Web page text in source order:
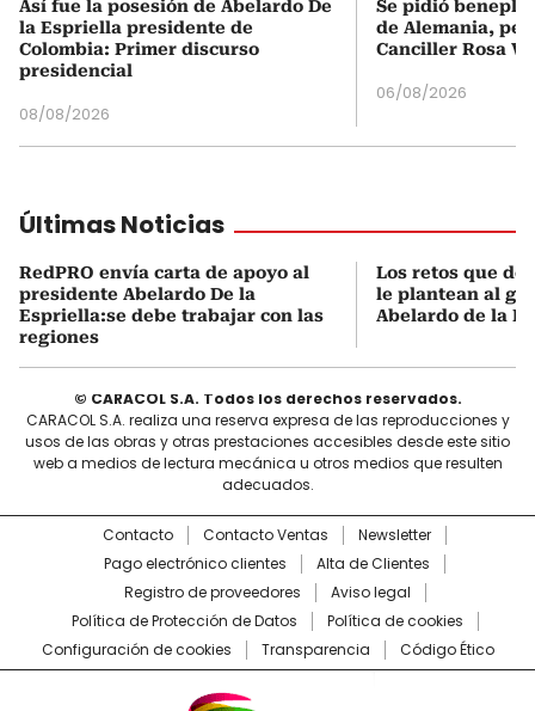
Así fue la posesión de Abelardo De
la Espriella presidente de
Colombia: Primer discurso
presidencial
08/08/2026
Se pidió
de Alemania,
Canciller Rosa
06/08/2026
Últimas Noticias
RedPRO envía carta de apoyo al
presidente Abelardo De la
Espriella:se debe trabajar con las
regiones
Los retos que
le plantean al
Abelardo de la
© CARACOL S.A. Todos los derechos reservados.
CARACOL S.A. realiza una reserva expresa de las reproducciones y
usos de las obras y otras prestaciones accesibles desde este sitio
web a medios de lectura mecánica u otros medios que resulten
adecuados.
Contacto Contacto Ventas
Newsletter
Pago electrónico clientes
Alta de Clientes
Registro de proveedores
Aviso legal
Política de Protección de Datos
Política de cookies
Configuración de cookies
Transparencia Código Ético